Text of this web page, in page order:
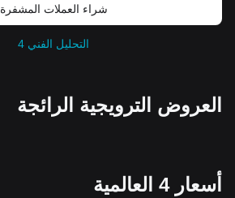
شراء العملات المشفرة
التحليل الفني 4
العروض الترويجية الرائجة
أسعار 4 العالمية